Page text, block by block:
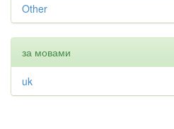
Other
за мовами
uk